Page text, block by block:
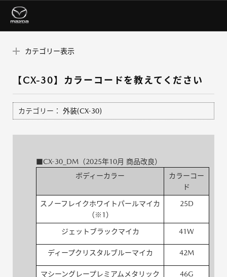
カテゴリー表示
【CX-30】カラーコードを教えてください
カテゴリー： 外装(CX-30)
■CX-30_DM（2025年10月 商品改良）
ボディーカラー
カラーコー
ド
スノーフレイクホワイトパールマイカ
（※1）
25D
ジェットブラックマイカ 41W
ディープクリスタルブルーマイカ 42M
マシーングレープレミアムメタリック
46G